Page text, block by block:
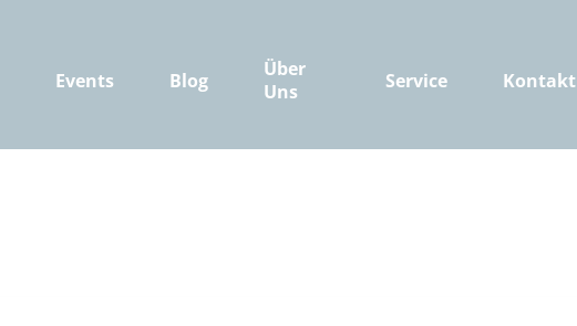
Events Blog
Über
Uns
Service Kontakt